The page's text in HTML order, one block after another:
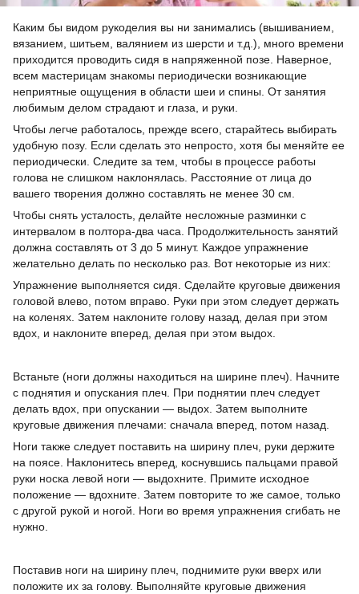
Каким бы видом рукоделия вы ни занимались (вышиванием,
вязанием, шитьем, валянием из шерсти и т.д.), много времени
приходится проводить сидя в напряженной позе. Наверное,
всем мастерицам знакомы периодически возникающие
неприятные ощущения в области шеи и спины. От занятия
любимым делом страдают и глаза, и руки.
Чтобы легче работалось, прежде всего, старайтесь выбирать
удобную позу. Если сделать это непросто, хотя бы меняйте ее
периодически. Следите за тем, чтобы в процессе работы
голова не слишком наклонялась. Расстояние от лица до
вашего творения должно составлять не менее 30 см.
Чтобы снять усталость, делайте несложные разминки с
интервалом в полтора-два часа. Продолжительность занятий
должна составлять от 3 до 5 минут. Каждое упражнение
желательно делать по несколько раз. Вот некоторые из них:
Упражнение выполняется сидя. Сделайте круговые движения
головой влево, потом вправо. Руки при этом следует держать
на коленях. Затем наклоните голову назад, делая при этом
вдох, и наклоните вперед, делая при этом выдох.
Встаньте (ноги должны находиться на ширине плеч). Начните
с поднятия и опускания плеч. При поднятии плеч следует
делать вдох, при опускании — выдох. Затем выполните
круговые движения плечами: сначала вперед, потом назад.
Ноги также следует поставить на ширину плеч, руки держите
на поясе. Наклонитесь вперед, коснувшись пальцами правой
руки носка левой ноги — выдохните. Примите исходное
положение — вдохните. Затем повторите то же самое, только
с другой рукой и ногой. Ноги во время упражнения сгибать не
нужно.
Поставив ноги на ширину плеч, поднимите руки вверх или
положите их за голову. Выполняйте круговые движения